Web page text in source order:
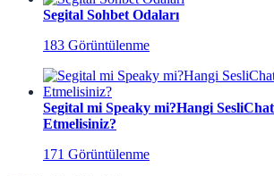
Segital Sohbet Odaları
183 Görüntülenme
Segital mi Speaky mi?Hangi SesliChat
Etmelisiniz?
171 Görüntülenme